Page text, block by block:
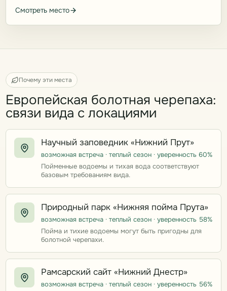
Смотреть место
Почему эти места
Европейская болотная черепаха:
связи вида с локациями
Научный заповедник «Нижний Прут»
возможная встреча · теплый сезон · уверенность 60%
Пойменные водоемы и тихая вода соответствуют
базовым требованиям вида.
Природный парк «Нижняя пойма Прута»
возможная встреча · теплый сезон · уверенность 58%
Пойма и тихие водоемы могут быть пригодны для
болотной черепахи.
Рамсарский сайт «Нижний Днестр»
возможная встреча · теплый сезон · уверенность 56%